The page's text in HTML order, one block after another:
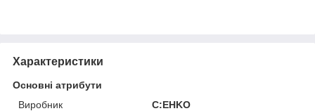
Характеристики
Основні атрибути
Виробник
C:EHKO